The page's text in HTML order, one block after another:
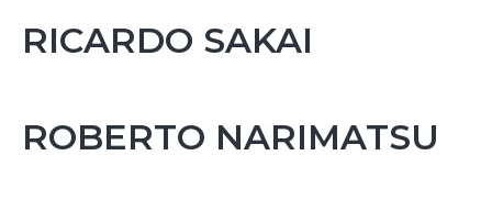
RICARDO SAKAI
ROBERTO NARIMATSU